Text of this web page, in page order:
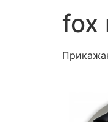
fox